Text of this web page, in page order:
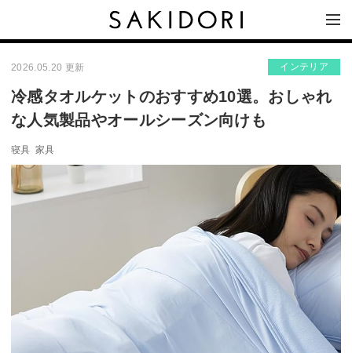
2026.05.20 更新 インテリア
冷感タオルケットのおすすめ10選。おしゃれ
な人気製品やオールシーズン向けも
寝具 家具